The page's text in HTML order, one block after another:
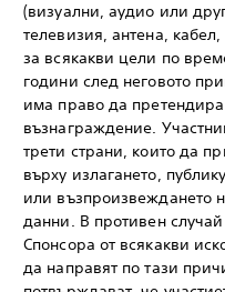
(визуални, аудио или
телевизия, антена,
за всякакви цели по
години след неговото
има право да
възнаграждение.
трети страни, които да
върху излагането,
или възпроизвеждането
данни. В противен
Спонсора от всякакви
да направят по тази